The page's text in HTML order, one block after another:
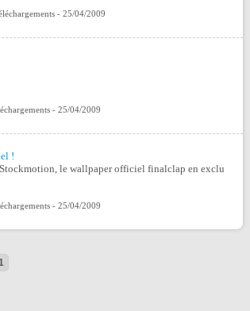
- 25/04/2009
- 25/04/2009
!
Stockmotion, le wallpaper officiel finalclap en exclu
- 25/04/2009